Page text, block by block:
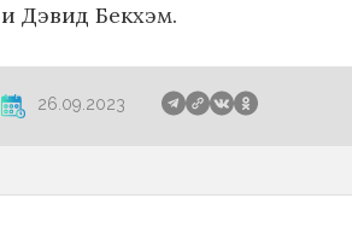
и Дэвид Бекхэм.
26.09.2023